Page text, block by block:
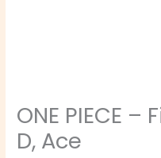
ONE PIECE
D, Ace